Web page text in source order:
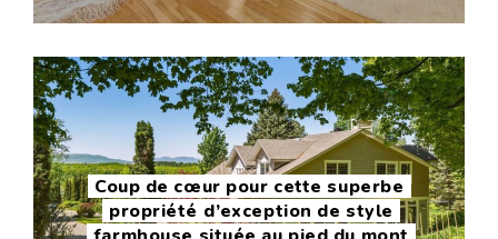
Coup de cœur pour cette superbe
propriété d’exception de style